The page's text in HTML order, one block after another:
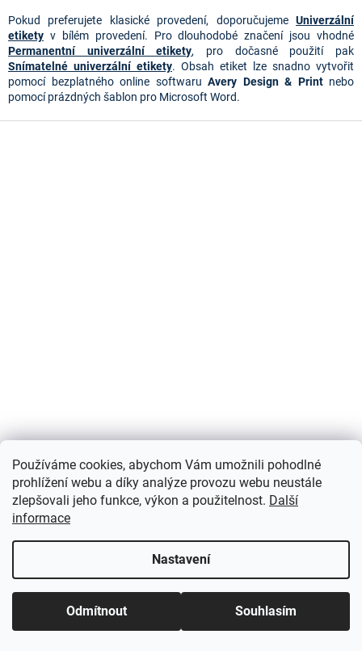
Používáme cookies, abychom Vám umožnili pohodlné
prohlížení webu a díky analýze provozu webu neustále
zlepšovali jeho funkce, výkon a použitelnost. Další
informace
Nastavení
Odmítnout Souhlasím
p
i
s
u
Pokud preferujete klasické provedení, doporučujeme Univerzální
etikety v bílém provedení. Pro dlouhodobé značení jsou vhodné
Permanentní univerzální etikety, pro dočasné použití pak
Snímatelné univerzální etikety. Obsah etiket lze snadno vytvořit
pomocí bezplatného online softwaru Avery Design & Printnebo
pomocí prázdných šablon pro Microsoft Word.